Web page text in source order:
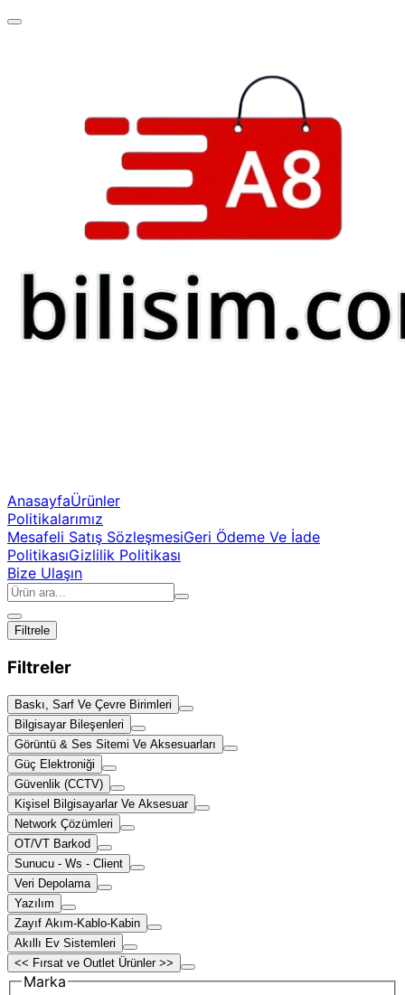
AnasayfaÜrünler
Politikalarımız
Mesafeli Satış SözleşmesiGeri Ödeme Ve İade
PolitikasıGizlilik Politikası
Bize Ulaşın
Filtrele
Filtreler
Baskı, Sarf Ve Çevre Birimleri
Bilgisayar Bileşenleri
Görüntü & Ses Sitemi Ve Aksesuarları
Güç Elektroniği
Güvenlik (CCTV)
Kişisel Bilgisayarlar Ve Aksesuar
Network Çözümleri
OT/VT Barkod
Sunucu - Ws - Client
Veri Depolama
Yazılım
Zayıf Akım-Kablo-Kabin
Akıllı Ev Sistemleri
<< Fırsat ve Outlet Ürünler >>
Marka